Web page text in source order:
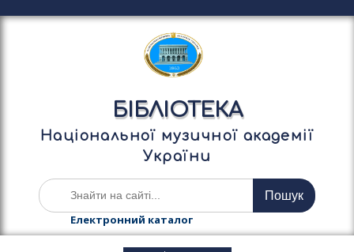
е
у
БІБЛІОТЕКА
Національної музичної академії
України
Ш
у
а
Електронний каталог